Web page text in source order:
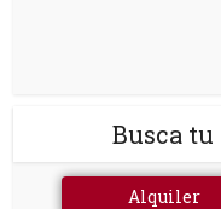
Busca
Alquiler